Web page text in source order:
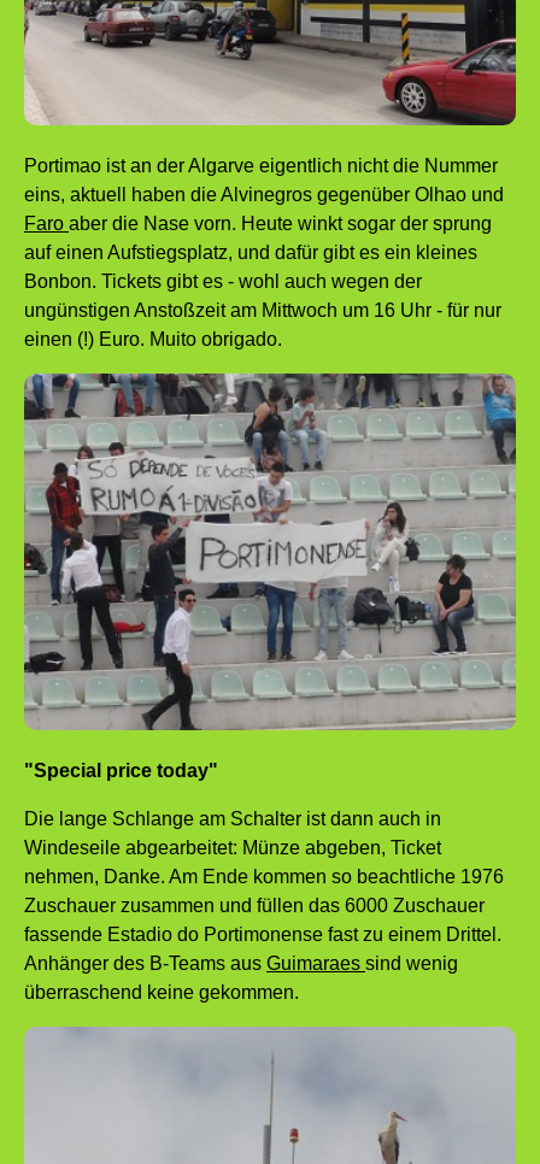
Portimao ist an der Algarve eigentlich nicht die Nummer
eins, aktuell haben die Alvinegros gegenüber Olhao und
Faro aber die Nase vorn. Heute winkt sogar der sprung
auf einen Aufstiegsplatz, und dafür gibt es ein kleines
Bonbon. Tickets gibt es - wohl auch wegen der
ungünstigen Anstoßzeit am Mittwoch um 16 Uhr - für nur
einen (!) Euro. Muito obrigado.
"Special price today"
Die lange Schlange am Schalter ist dann auch in
Windeseile abgearbeitet: Münze abgeben, Ticket
nehmen, Danke. Am Ende kommen so beachtliche 1976
Zuschauer zusammen und füllen das 6000 Zuschauer
fassende Estadio do Portimonense fast zu einem Drittel.
Anhänger des B-Teams aus Guimaraes sind wenig
überraschend keine gekommen.